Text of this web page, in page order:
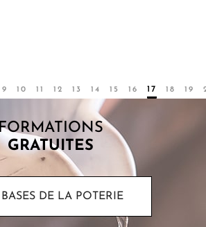
9 10 11 12 13 14 15 16 17 18 19
GRATUITES
BASES DE LA POTERIE